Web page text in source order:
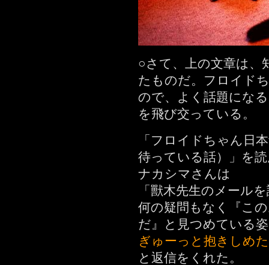
○さて、上の文章は、
たものだ。フロイド
ので、よく話題にな
を飛び交っている。
「フロイドちゃん日
待っている話）」を
ナカシマさんは
「獸木先生のメール
何の疑問もなく『こ
だ』と見つめている
ぎゅーっと抱きしめ
と返信をくれた。